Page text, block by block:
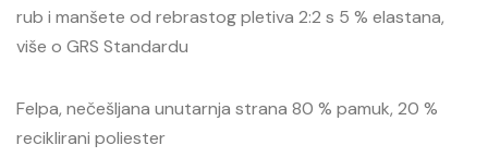
rub i manšete od rebrastog pletiva 2:2 s 5 % elastana,
više o GRS Standardu
Felpa, nečešljana unutarnja strana 80 % pamuk, 20 %
reciklirani poliester